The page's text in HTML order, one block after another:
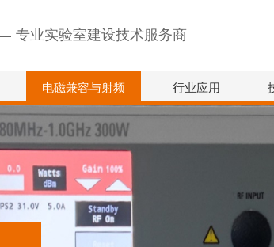
专业实验室建设技术服务商
电磁兼容与射频 行业应用